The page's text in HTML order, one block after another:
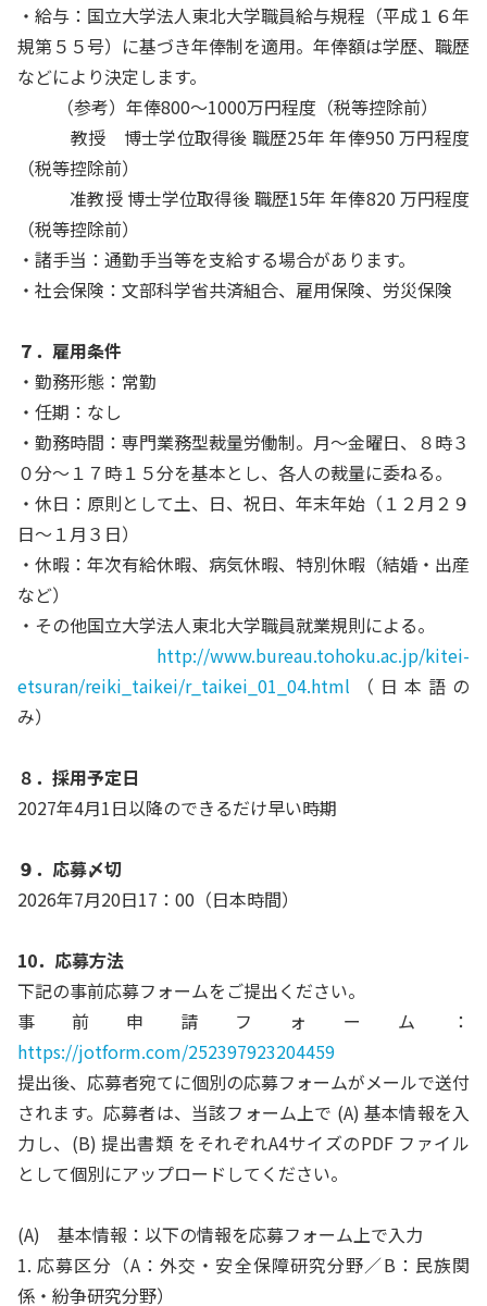
・給与：国立大学法人東北大学職員給与規程（平成１６年
規第５５号）に基づき年俸制を適用。年俸額は学歴、職歴
などにより決定します。
（参考）年俸800～1000万円程度（税等控除前）
教授 博士学位取得後 職歴25年 年俸950 万円程度
（税等控除前）
准教授 博士学位取得後 職歴15年 年俸820 万円程度
（税等控除前）
・諸手当：通勤手当等を支給する場合があります。
・社会保険：文部科学省共済組合、雇用保険、労災保険
７ ．雇用条件
・勤務形態：常勤
・任期：なし
・勤務時間：専門業務型裁量労働制。月～金曜日、８時３
０分～１７時１５分を基本とし、各人の裁量に委ねる。
・休日：原則として土、日、祝日、年末年始（１２月２９
日～１月３日）
・休暇：年次有給休暇、病気休暇、特別休暇（結婚・出産
など）
・その他国立大学法人東北大学職員就業規則による。
http://www.bureau.tohoku.ac.jp/kitei-
etsuran/reiki_taikei/r_taikei_01_04.html （日本語の
み）
８．採用予定日
2027年4月1日以降のできるだけ早い時期
９ ．応募〆切
2026年7月20日17：00（日本時間）
10．応募方法
下記の事前応募フォームをご提出ください。
事前申請フォーム：
https://jotform.com/252397923204459
提出後、応募者宛てに個別の応募フォームがメールで送付
されます。応募者は、当該フォーム上で (A) 基本情報を入
力し、(B) 提出書類 をそれぞれA4サイズのPDF ファイル
として個別にアップロードしてください。
(A) 基本情報：以下の情報を応募フォーム上で入力
1. 応募区分（A：外交・安全保障研究分野／B：民族関
係・紛争研究分野）